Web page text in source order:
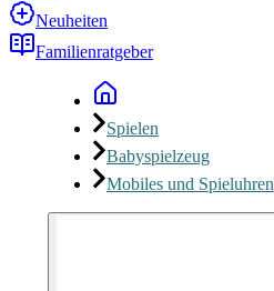
Neuheiten
Familienratgeber
Spielen
Babyspielzeug
Mobiles und Spieluhren